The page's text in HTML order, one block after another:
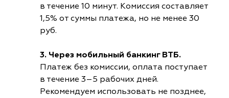
в течение 10 минут. Комиссия составляет
1,5% от суммы платежа, но не менее 30
руб.
3. Через мобильный банкинг ВТБ.
Платеж без комиссии, оплата поступает
в течение 3–5 рабочих дней.
Рекомендуем использовать не позднее,